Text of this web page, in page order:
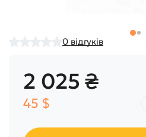
0 відгуків
2 025 ₴
45 $